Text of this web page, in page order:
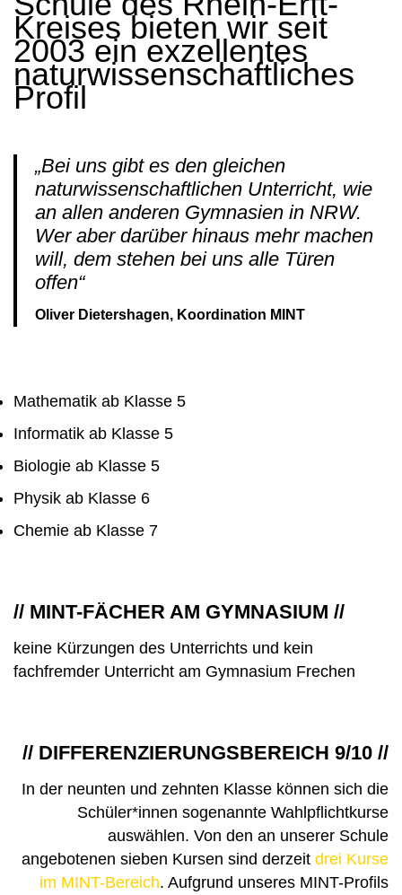
Kreises bieten wir seit
2003 ein exzellentes
naturwissenschaftliches
Profil
„Bei uns gibt es den gleichen
naturwissenschaftlichen Unterricht, wie
an allen anderen Gymnasien in NRW.
Wer aber darüber hinaus mehr machen
will, dem stehen bei uns alle Türen
offen“
Oliver Dietershagen, Koordination MINT
Mathematik ab Klasse 5
Informatik ab Klasse 5
Biologie ab Klasse 5
Physik ab Klasse 6
Chemie ab Klasse 7
// MINT-FÄCHER AM GYMNASIUM //
keine Kürzungen des Unterrichts und kein
fachfremder Unterricht am Gymnasium Frechen
// DIFFERENZIERUNGSBEREICH 9/10 //
In der neunten und zehnten Klasse können sich die
Schüler*innen sogenannte Wahlpflichtkurse
auswählen. Von den an unserer Schule
angebotenen sieben Kursen sind derzeit drei Kurse
im MINT-Bereich. Aufgrund unseres MINT-Profils